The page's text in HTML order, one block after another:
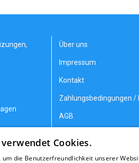
Über uns
Impressum
Kontakt
Zahlungsbedingungen /
AGB
Cookies.
um die Benutzerfreundlichkeit unserer